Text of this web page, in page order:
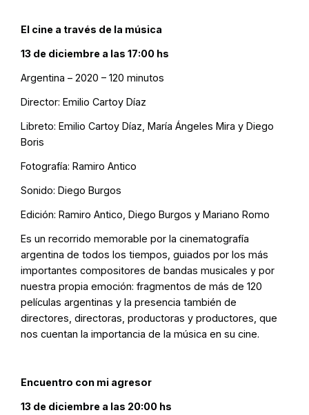
El cine a través de la música
13 de diciembre a las 17:00 hs
Argentina – 2020 – 120 minutos
Director: Emilio Cartoy Díaz
Libreto: Emilio Cartoy Díaz, María Ángeles Mira y Diego
Boris
Fotografía: Ramiro Antico
Sonido: Diego Burgos
Edición: Ramiro Antico, Diego Burgos y Mariano Romo
Es un recorrido memorable por la cinematografía
argentina de todos los tiempos, guiados por los más
importantes compositores de bandas musicales y por
nuestra propia emoción: fragmentos de más de 120
películas argentinas y la presencia también de
directores, directoras, productoras y productores, que
nos cuentan la importancia de la música en su cine.
Encuentro con mi agresor
13 de diciembre a las 20:00 hs